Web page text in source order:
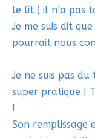
le lit ( il n’a pas
Je me suis dit
pourrait nous
Je ne suis pas
super pratique !
!
Son remplissage